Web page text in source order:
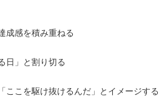
成感を積み重ねる
日」と割り切る
ここを駆け抜けるんだ」とイメージする